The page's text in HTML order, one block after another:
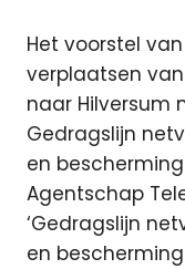
Het voorstel
verplaatsen
naar Hilversum
Gedragslijn
en
Agentschap
‘Gedragslijn
en